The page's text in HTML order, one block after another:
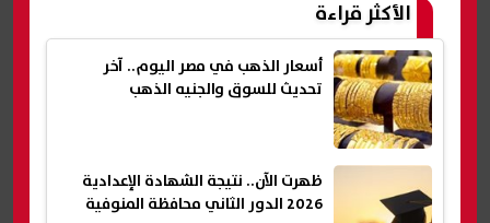
الأكثر قراءة
أسعار الذهب في مصر اليوم.. آخر
تحديث للسوق والجنيه الذهب
ظهرت الآن.. نتيجة الشهادة الإعدادية
2026 الدور الثاني محافظة المنوفية